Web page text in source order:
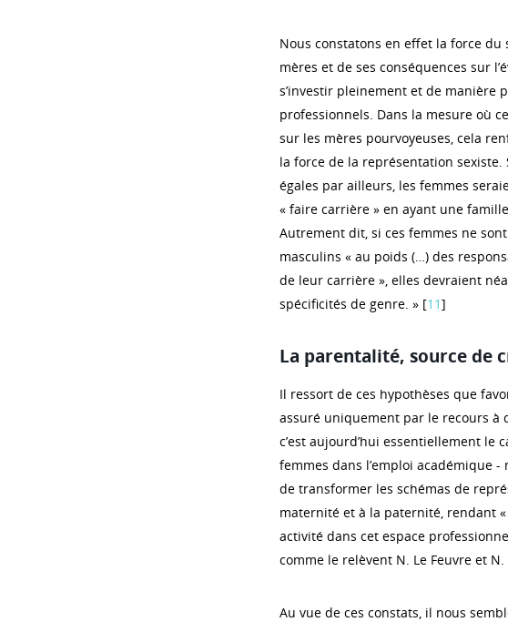
Nous constatons en effet la force du
mères et de ses conséquences sur
s’investir pleinement et de manière
professionnels. Dans la mesure où
sur les mères pourvoyeuses, cela
la force de la représentation
égales par ailleurs, les femmes
« faire carrière » en ayant une
Autrement dit, si ces femmes ne
masculins « au poids (…) des
de leur carrière », elles devraient
spécificités de genre. » [11]
La parentalité, source de
Il ressort de ces hypothèses que
assuré uniquement par le recours à
c’est aujourd’hui essentiellement le
femmes dans l’emploi académique
de transformer les schémas de
maternité et à la paternité, rendant
activité dans cet espace
comme le relèvent N. Le Feuvre et N.
Au vue de ces constats, il nous